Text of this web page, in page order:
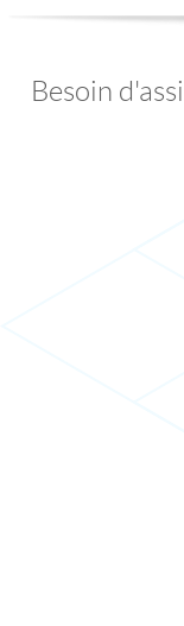
Besoin